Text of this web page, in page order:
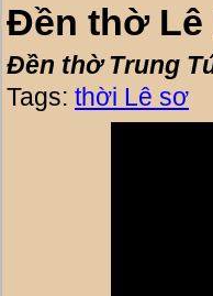
Đền thờ Lê
Đền thờ Trung
Tags: thời Lê sơ